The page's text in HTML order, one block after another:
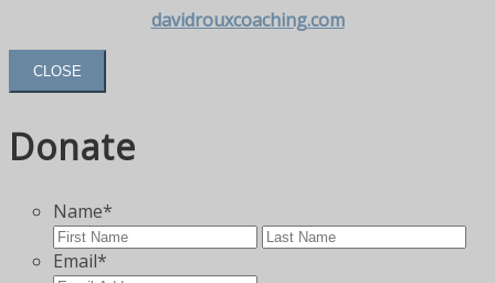
davidrouxcoaching.com
CLOSE
Donate
Name*
First
Email*